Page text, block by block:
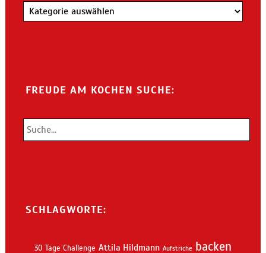
Kategorien
FREUDE AM KOCHEN SUCHE:
SCHLAGWORTE:
30 Tage Challenge Attila Hildmann Aufstriche backen